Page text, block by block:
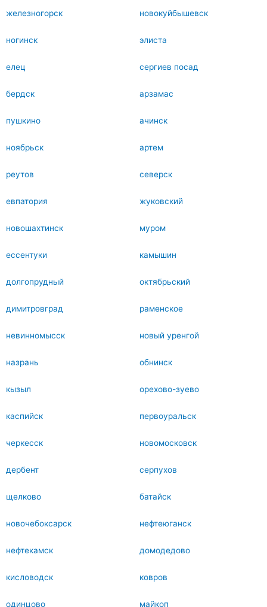
железногорск новокуйбышевск
ногинск элиста
елец сергиев посад
бердск арзамас
пушкино ачинск
ноябрьск артем
реутов северск
евпатория жуковский
новошахтинск муром
ессентуки камышин
долгопрудный октябрьский
димитровград раменское
невинномысск новый уренгой
назрань обнинск
кызыл орехово-зуево
каспийск первоуральск
черкесск новомосковск
дербент серпухов
щелково батайск
новочебоксарск нефтеюганск
нефтекамск домодедово
кисловодск ковров
одинцово майкоп